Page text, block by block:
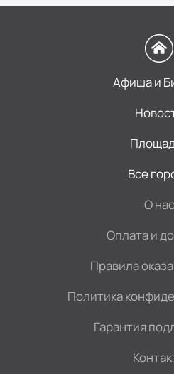
Афиша и
Все
О нас
Оплата и
Правила
Политика
Гарантия